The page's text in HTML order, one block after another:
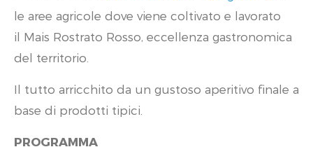
le aree agricole dove viene coltivato e lavorato
il Mais Rostrato Rosso, eccellenza gastronomica
del territorio.
Il tutto arricchito da un gustoso aperitivo finale a
base di prodotti tipici.
PROGRAMMA